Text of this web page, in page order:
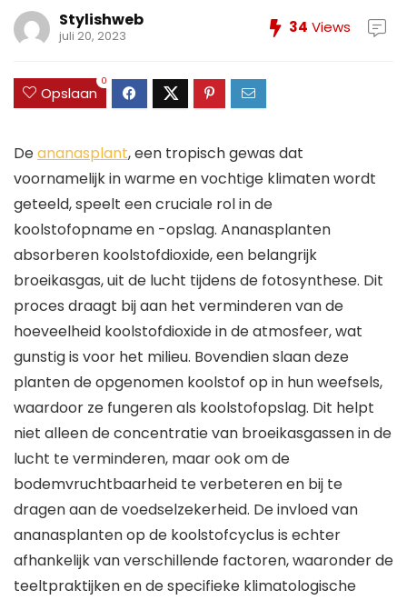
Stylishweb
juli 20, 2023 34 Views
Opslaan
0
Deananasplant, een tropisch gewas dat
voornamelijk in warme en vochtige klimaten wordt
geteeld, speelt een cruciale rol in de
koolstofopname en -opslag. Ananasplanten
absorberen koolstofdioxide, een belangrijk
broeikasgas, uit de lucht tijdens de fotosynthese. Dit
proces draagt bij aan het verminderen van de
hoeveelheid koolstofdioxide in de atmosfeer, wat
gunstig is voor het milieu. Bovendien slaan deze
planten de opgenomen koolstof op in hun weefsels,
waardoor ze fungeren als koolstofopslag. Dit helpt
niet alleen de concentratie van broeikasgassen in de
lucht te verminderen, maar ook om de
bodemvruchtbaarheid te verbeteren en bij te
dragen aan de voedselzekerheid. De invloed van
ananasplanten op de koolstofcyclus is echter
afhankelijk van verschillende factoren, waaronder de
teeltpraktijken en de specifieke klimatologische